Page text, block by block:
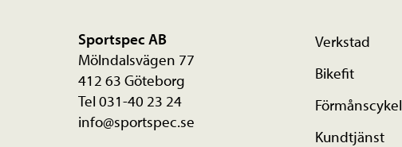
Sportspec AB
Mölndalsvägen 77
412 63 Göteborg
Tel 031-40 23 24
info@sportspec.se
Verkstad
Bikefit
Förmånscykel
Kundtjänst